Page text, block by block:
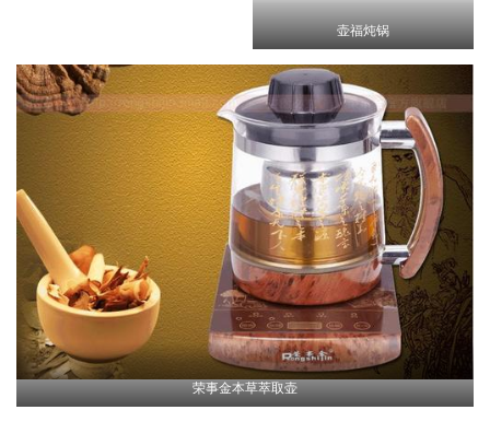
壶福炖锅
荣事金本草萃取壶